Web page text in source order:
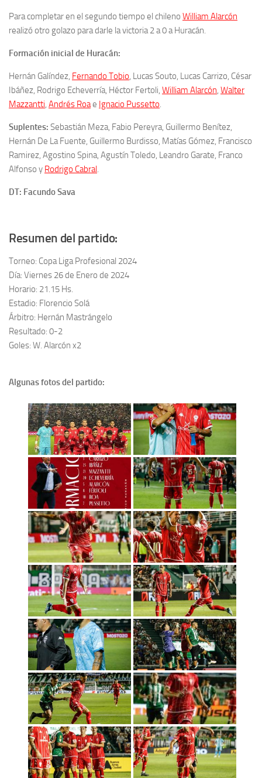
Para completar en el segundo tiempo el chileno William Alarcón
realizó otro golazo para darle la victoria 2 a 0 a Huracán.
Formación inicial de Huracán:
Hernán Galíndez, Fernando Tobio, Lucas Souto, Lucas Carrizo, César
Ibáñez, Rodrigo Echeverría, Héctor Fertoli, William Alarcón, Walter
Mazzantti, Andrés Roae Ignacio Pussetto.
Suplentes: Sebastián Meza, Fabio Pereyra, Guillermo Benítez,
Hernán De La Fuente, Guillermo Burdisso, Matías Gómez, Francisco
Ramirez, Agostino Spina, Agustín Toledo, Leandro Garate, Franco
Alfonso y Rodrigo Cabral.
DT: Facundo Sava
Resumen del partido:
Torneo: Copa Liga Profesional 2024
Día: Viernes 26 de Enero de 2024
Horario: 21.15 Hs.
Estadio: Florencio Solá
Árbitro: Hernán Mastrángelo
Resultado: 0-2
Goles: W. Alarcón x2
Algunas fotos del partido: